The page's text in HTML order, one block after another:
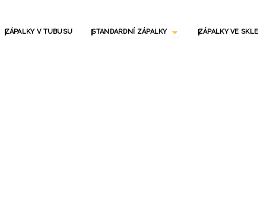
ZÁPALKY V TUBUSU STANDARDNÍ ZÁPALKY OPEN STANDARD GYUFÁK
ZÁPALKY VE SKLE